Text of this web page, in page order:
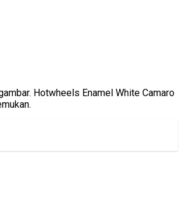
Hotwheels Enamel White Camaro